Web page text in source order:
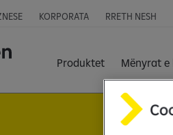
KORPORATA RRETH NESH
Produktet Mënyrat